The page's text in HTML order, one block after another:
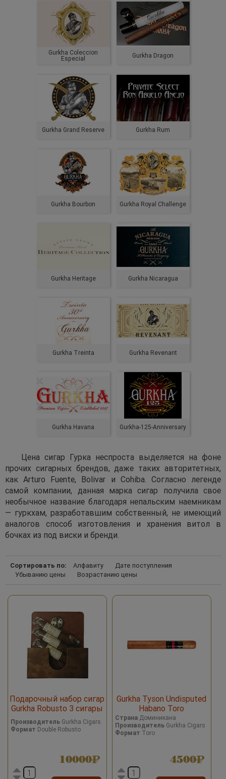
Gurkha Coleccion
Especial
Gurkha Dragon
Gurkha Grand Reserve Gurkha Rum
Gurkha Bourbon Gurkha Royal Challenge
Gurkha Heritage Gurkha Nicaragua
Gurkha Treinta Gurkha Revenant
Gurkha Havana Gurkha-125-Anniversary
Цена сигар Гурка неспроста выделяется на фоне
прочих сигарных брендов, даже таких авторитетных,
как Arturo Fuente, Bolivar и Cohiba. Согласно легенде
самой компании, данная марка сигар получила свое
необычное название благодаря непальским наемникам
— гуркхам, разработавшим собственный, не имеющий
аналогов способ изготовления и хранения витол в
бочках из под виски и бренди.
Сортировать по: Алфавиту
Дате поступления
Убыванию цены
Возрастанию цены
Подарочный набор сигар
Gurkha Robusto 3 сигары
Производитель Gurkha Cigars
Формат Double Robusto
10000
Gurkha Tyson Undisputed
Habano Toro
СтранаДоминикана
ПроизводительGurkha Cigars
Формат Toro
4500